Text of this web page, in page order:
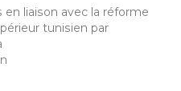
liaison avec la réforme
tunisien par